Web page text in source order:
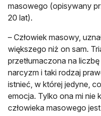
masowego (opisywany
20 lat).
– Człowiek masowy,
większego niż on sam.
przetłumaczona na
narcyzm i taki rodzaj
istnieć, w której jedyne,
emocja. Tylko ona mi nie
człowieka masowego